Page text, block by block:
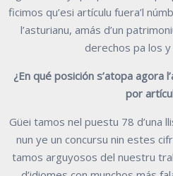
ficimos qu’esi artículu fuera’l
l’asturianu, amás d’un
derechos pa los
¿En qué posición s’atopa agora
por
Güei tamos nel puestu 78 d’una
nun ye un concursu nin estes
tamos arguyosos del nuestru